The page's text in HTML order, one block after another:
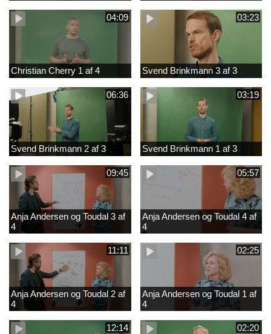
04:09
Christian Cherry 1 af 4
03:23
Svend Brinkmann 3 af 3
06:36
Svend Brinkmann 2 af 3
03:19
Svend Brinkmann 1 af 3
09:45
Anja Andersen og Toudal 3 af
4
05:57
Anja Andersen og Toudal 4 af
4
11:11
Anja Andersen og Toudal 2 af
4
02:25
Anja Andersen og Toudal 1 af
4
12:14 02:20